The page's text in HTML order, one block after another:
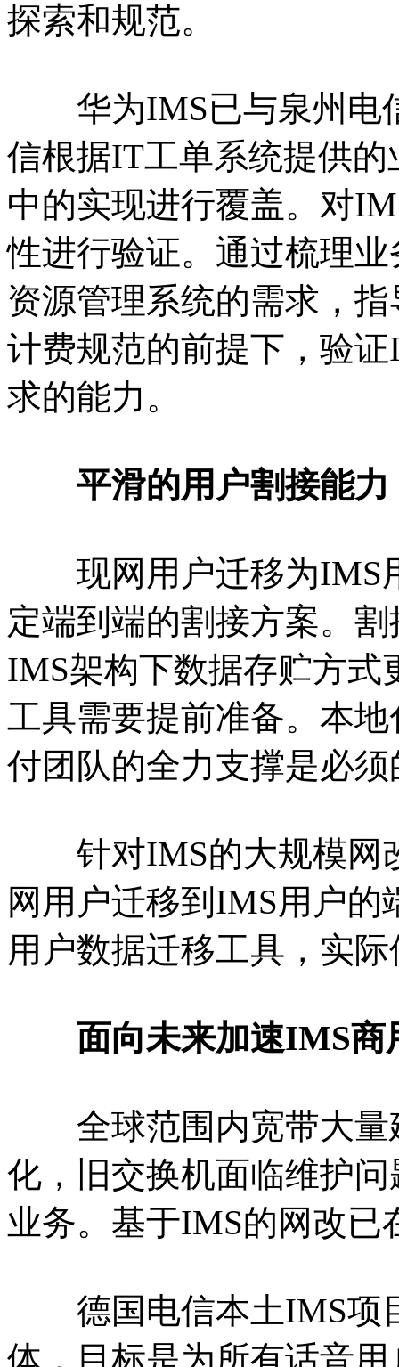
探索和规范。
华为IMS已与泉州电
信根据IT工单系统提供
中的实现进行覆盖。对
性进行验证。通过梳理
资源管理系统的需求，
计费规范的前提下，验
求的能力。
平滑的用户割接能力
现网用户迁移为IMS
定端到端的割接方案。
IMS架构下数据存贮方式
工具需要提前准备。本
付团队的全力支撑是必须
针对IMS的大规模网
网用户迁移到IMS用户
用户数据迁移工具，实
面向未来加速IMS商
全球范围内宽带大量
化，旧交换机面临维护
业务。基于IMS的网改已
德国电信本土IMS项
体，目标是为所有话音